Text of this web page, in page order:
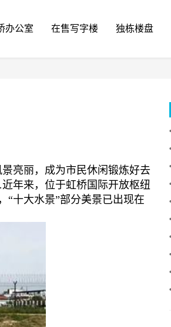
办公室 在售写字楼 独栋楼盘
亮丽，成为市民休闲锻炼好去
年来，位于虹桥国际开放枢纽
“十大水景”部分美景已出现在